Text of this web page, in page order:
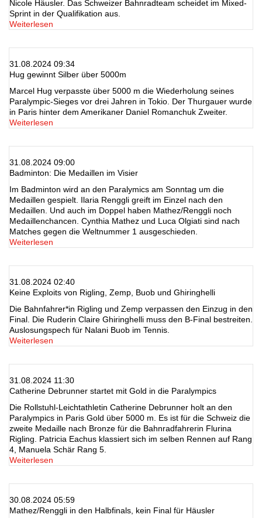
Nicole Häusler. Das Schweizer Bahnradteam scheidet im Mixed-
Sprint in der Qualifikation aus.
Weiterlesen
31.08.2024 09:34
Hug gewinnt Silber über 5000m
Marcel Hug verpasste über 5000 m die Wiederholung seines
Paralympic-Sieges vor drei Jahren in Tokio. Der Thurgauer wurde
in Paris hinter dem Amerikaner Daniel Romanchuk Zweiter.
Weiterlesen
31.08.2024 09:00
Badminton: Die Medaillen im Visier
Im Badminton wird an den Paralymics am Sonntag um die
Medaillen gespielt. Ilaria Renggli greift im Einzel nach den
Medaillen. Und auch im Doppel haben Mathez/Renggli noch
Medaillenchancen. Cynthia Mathez und Luca Olgiati sind nach
Matches gegen die Weltnummer 1 ausgeschieden.
Weiterlesen
31.08.2024 02:40
Keine Exploits von Rigling, Zemp, Buob und Ghiringhelli
Die Bahnfahrer*in Rigling und Zemp verpassen den Einzug in den
Final. Die Ruderin Claire Ghiringhelli muss den B-Final bestreiten.
Auslosungspech für Nalani Buob im Tennis.
Weiterlesen
31.08.2024 11:30
Catherine Debrunner startet mit Gold in die Paralympics
Die Rollstuhl-Leichtathletin Catherine Debrunner holt an den
Paralympics in Paris Gold über 5000 m. Es ist für die Schweiz die
zweite Medaille nach Bronze für die Bahnradfahrerin Flurina
Rigling. Patricia Eachus klassiert sich im selben Rennen auf Rang
4, Manuela Schär Rang 5.
Weiterlesen
30.08.2024 05:59
Mathez/Renggli in den Halbfinals, kein Final für Häusler